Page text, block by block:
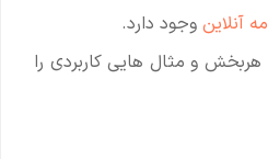
آنلاین وجود دارد.
هربخش و مثال هایی کاربردی را